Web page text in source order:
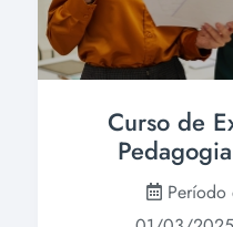
Curso de
Período